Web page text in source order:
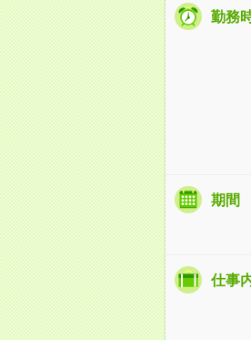
勤務
期間
仕事